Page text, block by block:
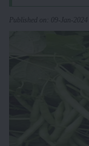
Published on: 09-Jan-2024